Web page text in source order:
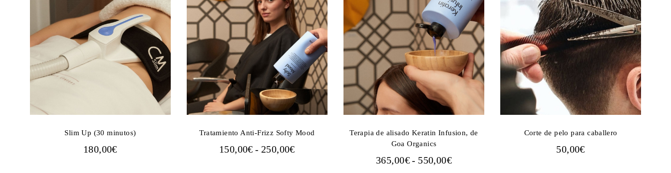
Slim Up (30 minutos)
180,00€
Tratamiento Anti-Frizz Softy Mood
150,00€ - 250,00€RANGO
Terapia de alisado Keratin Infusion, de
Goa Organics
365,00€ - 550,00€RANGO
Corte de pelo para caballero
50,00€